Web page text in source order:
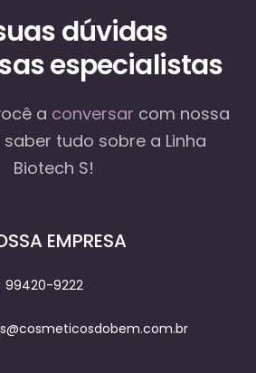
dúvidas
especialistas
a conversar com nossa
tudo sobre a Linha
Biotech S!
EMPRESA
99420-9222